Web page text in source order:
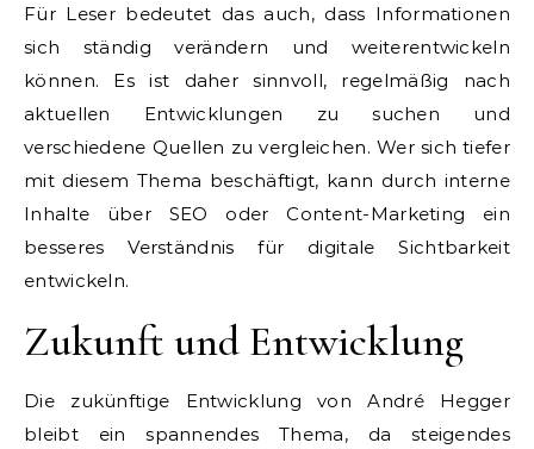
Für Leser bedeutet das auch, dass Informationen
sich ständig verändern und weiterentwickeln
können. Es ist daher sinnvoll, regelmäßig nach
aktuellen Entwicklungen zu suchen und
verschiedene Quellen zu vergleichen. Wer sich tiefer
mit diesem Thema beschäftigt, kann durch interne
Inhalte über SEO oder Content-Marketing ein
besseres Verständnis für digitale Sichtbarkeit
entwickeln.
Zukunft und Entwicklung
Die zukünftige Entwicklung von André Hegger
bleibt ein spannendes Thema, da steigendes